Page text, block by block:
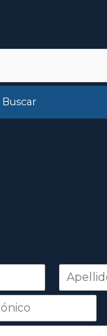
Apellidos